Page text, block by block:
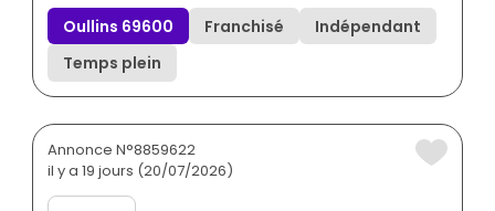
Oullins 69600 Franchisé
Indépendant
Temps plein
Annonce N°8859622
il y a 19 jours (20/07/2026)